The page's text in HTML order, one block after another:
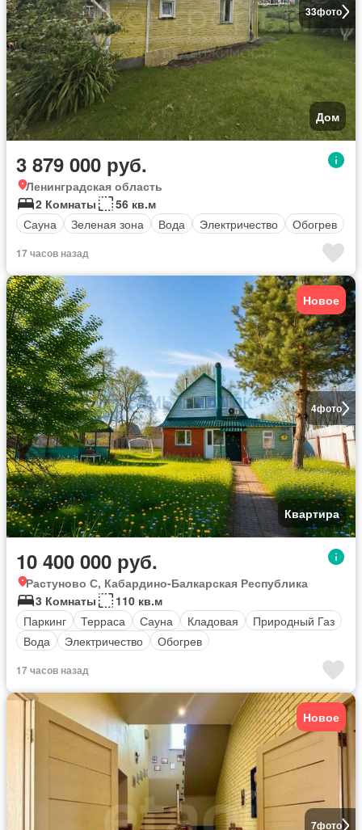
33фото
Дом
3 879 000 руб.
Ленинградская область
2 Комнаты
56 кв.м
Сауна
Зеленая зона Вода Электричество Обогрев
17 часов назад
4фото
Новое
Квартира
10 400 000 руб.
Растуново С, Кабардино-Балкарская Республика
3 Комнаты
110 кв.м
Паркинг
Терраса Сауна Кладовая
Природный Газ
Вода
Электричество Обогрев
17 часов назад
7фото
Новое